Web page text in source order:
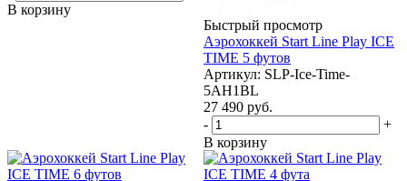
В корзину
Быстрый просмотр
Аэрохоккей Start Line Play ICE
TIME 5 футов
Артикул: SLP-Ice-Time-
5AH1BL
27 490 руб.
-
+
В корзину